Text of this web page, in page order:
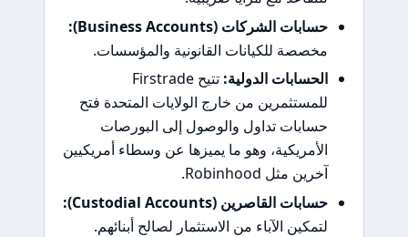
حسابات الشركات (Business Accounts):
مخصصة للكيانات القانونية والمؤسسات.
الحسابات الدولية:
تتيح Firstrade
للمستثمرين من خارج الولايات المتحدة فتح
حسابات تداول والوصول إلى البورصات
الأمريكية، وهو ما يميزها عن وسطاء أمريكيين
آخرين مثل Robinhood.
حسابات القاصرين (Custodial Accounts):
لتمكين الآباء من الاستثمار لصالح أبنائهم.